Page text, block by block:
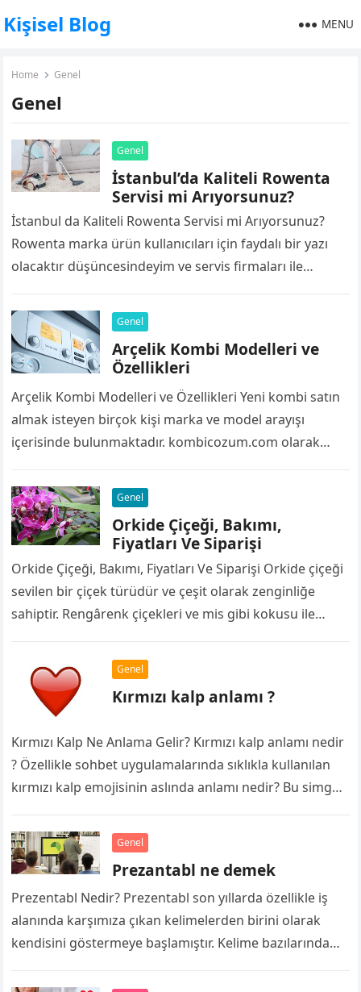
Kişisel Blog MENU
Home Genel
Genel
Genel
İstanbul’da Kaliteli Rowenta
Servisi mi Arıyorsunuz?
İstanbul da Kaliteli Rowenta Servisi mi Arıyorsunuz?
Rowenta marka ürün kullanıcıları için faydalı bir yazı
olacaktır düşüncesindeyim ve servis firmaları ile
Genel
Arçelik Kombi Modelleri ve
Özellikleri
Arçelik Kombi Modelleri ve Özellikleri Yeni kombi satın
almak isteyen birçok kişi marka ve model arayışı
içerisinde bulunmaktadır. kombicozum.com olarak
Genel
Orkide Çiçeği, Bakımı,
Fiyatları Ve Siparişi
Orkide Çiçeği, Bakımı, Fiyatları Ve Siparişi Orkide çiçeği
sevilen bir çiçek türüdür ve çeşit olarak zenginliğe
sahiptir. Rengârenk çiçekleri ve mis gibi kokusu ile
Genel
Kırmızı kalp anlamı ?
Kırmızı Kalp Ne Anlama Gelir? Kırmızı kalp anlamı nedir
? Özellikle sohbet uygulamalarında sıklıkla kullanılan
kırmızı kalp emojisinin aslında anlamı nedir? Bu simge
Genel
Prezantabl ne demek
Prezentabl Nedir? Prezentabl son yıllarda özellikle iş
alanında karşımıza çıkan kelimelerden birini olarak
kendisini göstermeye başlamıştır. Kelime bazılarında
Prezentabl’dır. Bu…